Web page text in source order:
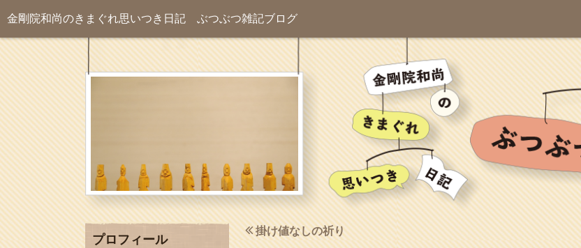
金剛院和尚のきまぐれ思いつき日記 ぶつぶつ雑記ブログ
掛け値なしの祈り
プロフィール